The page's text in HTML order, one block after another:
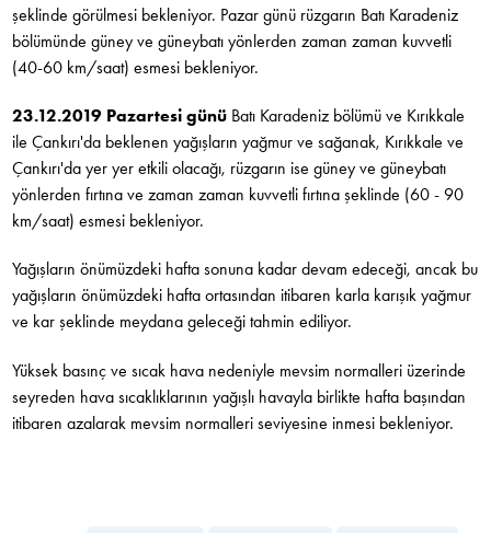
şeklinde görülmesi bekleniyor. Pazar günü rüzgarın Batı Karadeniz
bölümünde güney ve güneybatı yönlerden zaman zaman kuvvetli
(40-60 km/saat) esmesi bekleniyor.
23.12.2019 Pazartesi günü Batı Karadeniz bölümü ve Kırıkkale
ile Çankırı'da beklenen yağışların yağmur ve sağanak, Kırıkkale ve
Çankırı'da yer yer etkili olacağı, rüzgarın ise güney ve güneybatı
yönlerden fırtına ve zaman zaman kuvvetli fırtına şeklinde (60 - 90
km/saat) esmesi bekleniyor.
Yağışların önümüzdeki hafta sonuna kadar devam edeceği, ancak bu
yağışların önümüzdeki hafta ortasından itibaren karla karışık yağmur
ve kar şeklinde meydana geleceği tahmin ediliyor.
Yüksek basınç ve sıcak hava nedeniyle mevsim normalleri üzerinde
seyreden hava sıcaklıklarının yağışlı havayla birlikte hafta başından
itibaren azalarak mevsim normalleri seviyesine inmesi bekleniyor.